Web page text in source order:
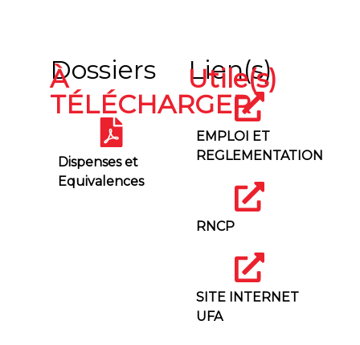
Dossiers
À
TÉLÉCHARGER
Dispenses et
Equivalences
Lien(s)
Utile(s)
EMPLOI ET
REGLEMENTATION
RNCP
SITE INTERNET
UFA